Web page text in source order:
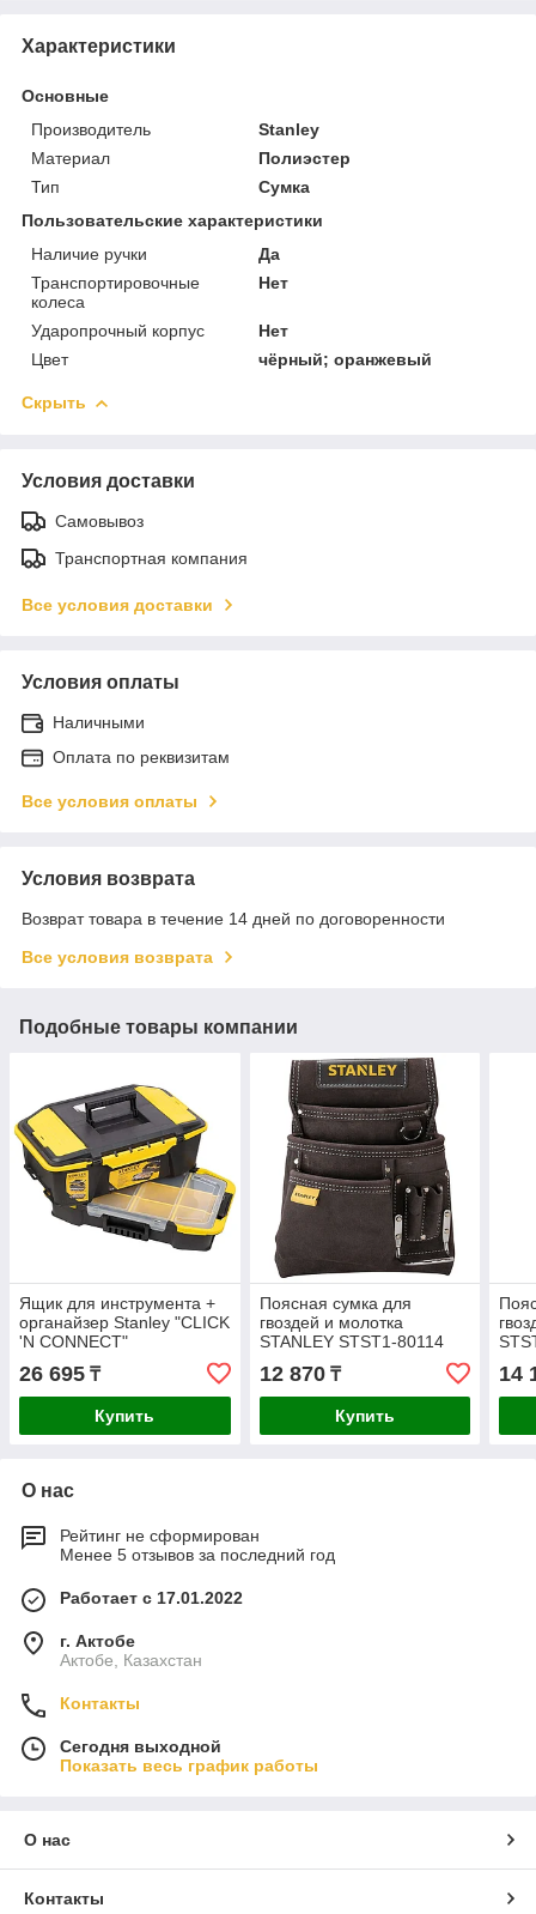
Характеристики
Основные
Производитель
Stanley
Материал
Полиэстер
Тип
Сумка
Пользовательские характеристики
Наличие ручки
Да
Транспортировочные
колеса
Нет
Ударопрочный корпус
Нет
Цвет
чёрный; оранжевый
Скрыть
Условия доставки
Самовывоз
Транспортная компания
Все условия доставки
Условия оплаты
Наличными
Оплата по реквизитам
Все условия оплаты
Условия возврата
Возврат товара в течение 14 дней по договоренности
Все условия возврата
Подобные товары компании
Ящик для инструмента +
органайзер Stanley "CLICK
'N CONNECT"
506х313х246мм STST1-
71962
26 695 ₸
Купить
Поясная сумка для
гвоздей и молотка
STANLEY STST1-80114
12 870₸
Купить
14
О нас
Рейтинг не сформирован
Менее 5 отзывов за последний год
Работает с 17.01.2022
г. Актобе
Актобе, Казахстан
Контакты
Сегодня выходной
Показать весь график работы
О нас
Контакты